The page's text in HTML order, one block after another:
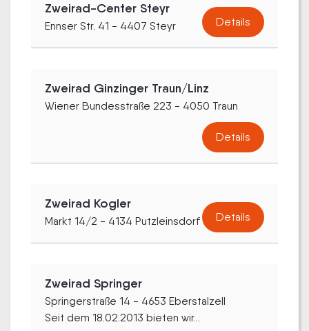
Zweirad-Center Steyr
Ennser Str. 41 - 4407 Steyr Details
Zweirad Ginzinger Traun/Linz
Wiener Bundesstraße 223 - 4050 Traun
Details
Zweirad Kogler
Markt 14/2 - 4134 Putzleinsdorf Details
Zweirad Springer
Springerstraße 14 - 4653 Eberstalzell
Seit dem 18.02.2013 bieten wir...